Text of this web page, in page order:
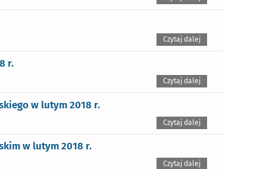
Czytaj dalej
r.
Czytaj dalej
w lutym 2018 r.
Czytaj dalej
w lutym 2018 r.
Czytaj dalej